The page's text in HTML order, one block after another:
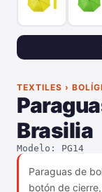
TEXTILES ›
Brasilia
Modelo: PG14
Paraguas de
botón de